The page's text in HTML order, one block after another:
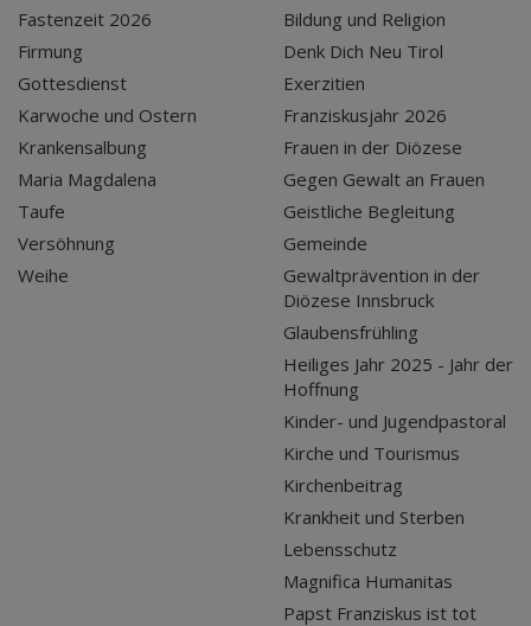
Fastenzeit 2026
Firmung
Gottesdienst
Karwoche und Ostern
Krankensalbung
Maria Magdalena
Taufe
Versöhnung
Weihe
Bildung und Religion
Denk Dich Neu Tirol
Exerzitien
Franziskusjahr 2026
Frauen in der Diözese
Gegen Gewalt an Frauen
Geistliche Begleitung
Gemeinde
Gewaltprävention in der
Diözese Innsbruck
Glaubensfrühling
Heiliges Jahr 2025 - Jahr der
Hoffnung
Kinder- und Jugendpastoral
Kirche und Tourismus
Kirchenbeitrag
Krankheit und Sterben
Lebensschutz
Magnifica Humanitas
Papst Franziskus ist tot